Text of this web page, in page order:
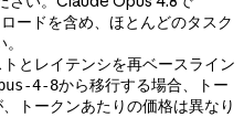
ードを含め、ほとんどのタスク
とレイテンシを再ベースライン
4-8から移行する場合、トー
トークンあたりの価格は異なり